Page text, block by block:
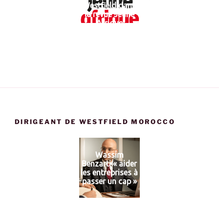
Westfield dans
la revue Jeune
Afrique
DIRIGEANT DE WESTFIELD MOROCCO
Wassim
Benzarti « aider
les entreprises à
passer un cap »